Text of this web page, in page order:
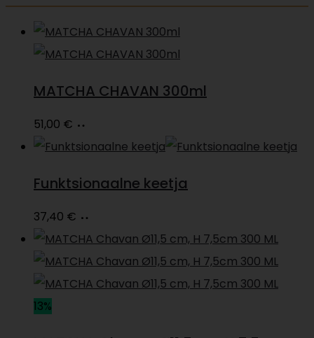
MATCHA CHAVAN 300ml
51,00 €
edasi
Funktsionaalne keetja
37,40 €
edasi
13%